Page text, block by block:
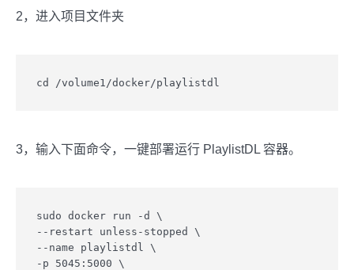
2，进入项目文件夹
cd /volume1/docker/playlistdl
3，输入下面命令，一键部署运行 PlaylistDL 容器。
sudo docker run -d \
--restart unless-stopped \
--name playlistdl \
-p 5045:5000 \